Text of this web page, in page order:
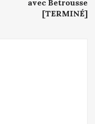
avec Betrousse
[TERMINÉ]